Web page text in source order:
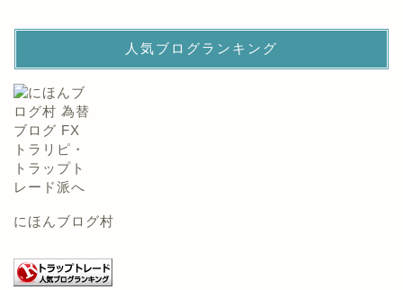
人気ブログランキング
にほんブログ村